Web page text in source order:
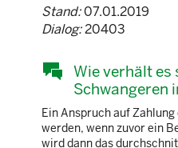
Stand:07.01.2019
Dialog:20403
Wie verhält
Schwangeren
Ein Anspruch auf
werden, wenn zuvor ein
wird dann das